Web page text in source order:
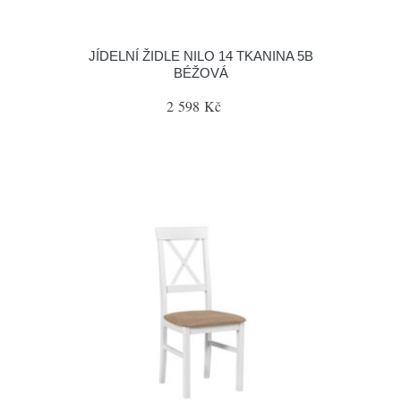
JÍDELNÍ ŽIDLE NILO 14 TKANINA 5B
BÉŽOVÁ
2 598 Kč